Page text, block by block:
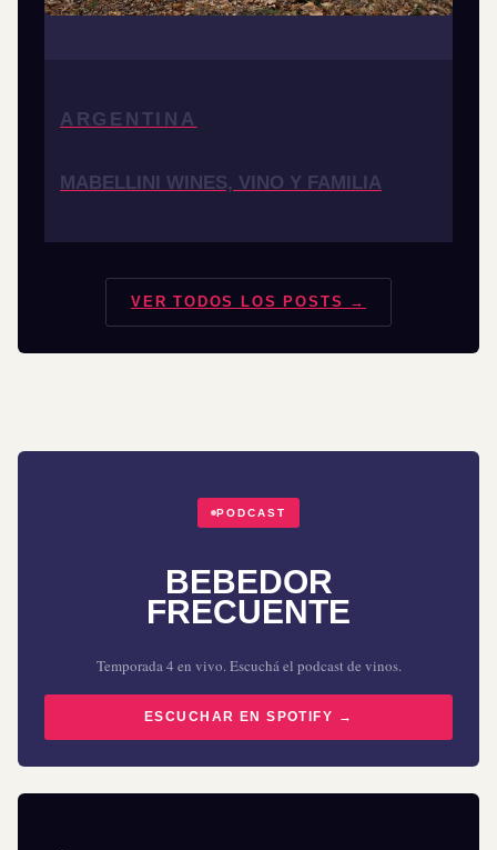
ARGENTINA
MABELLINI WINES, VINO Y FAMILIA
VER TODOS LOS POSTS →
PODCAST
BEBEDOR
FRECUENTE
Temporada 4 en vivo. Escuchá el podcast de vinos.
ESCUCHAR EN SPOTIFY →